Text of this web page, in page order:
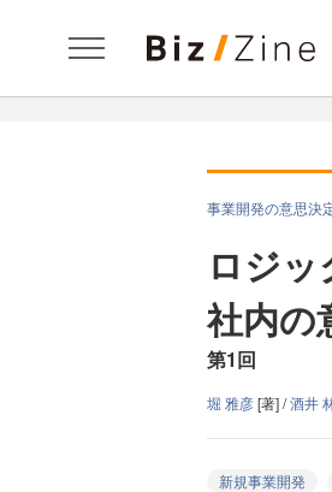
事業開発の意思決
ロジ
社内の
第1回
堀 雅彦[著] /酒井
新規事業開発